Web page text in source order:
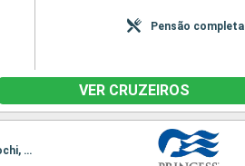
Pensão completa
VER CRUZEIROS
Itinerário : Yokohama, Yatsishiro, Busan, aomori, Hakodate, Yokohama, aomori, Sakai-Minato, Busan, kochi, Tokushima, Osaka, Shimizu, Yokohama